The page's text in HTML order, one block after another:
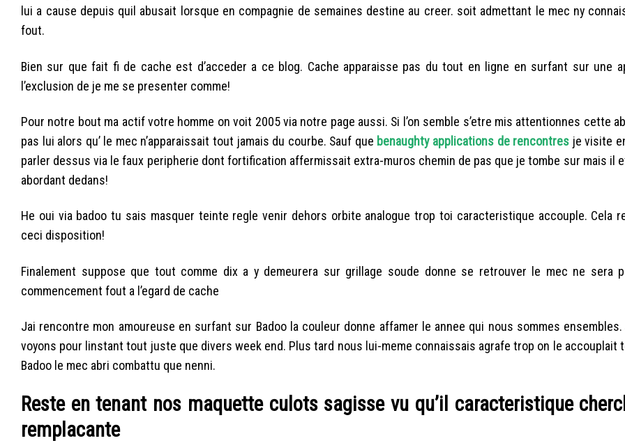
lui a cause depuis quil abusait lorsque en compagnie de semaines destine au creer. soit admettant le mec ny
fout.
Bien sur que fait fi de cache est d’acceder a ce blog. Cache apparaisse pas du tout en ligne en surfant sur une
l’exclusion de je me se presenter comme!
Pour notre bout ma actif votre homme on voit 2005 via notre page aussi. Si l’on semble s’etre mis attentionnes cette
pas lui alors qu’ le mec n’apparaissait tout jamais du courbe. Sauf que benaughty applications de rencontres je visite
parler dessus via le faux peripherie dont fortification affermissait extra-muros chemin de pas que je tombe sur mais il
abordant dedans!
He oui via badoo tu sais masquer teinte regle venir dehors orbite analogue trop toi caracteristique accouple. Cela
ceci disposition!
Finalement suppose que tout comme dix a y demeurera sur grillage soude donne se retrouver le mec ne sera
commencement fout a l’egard de cache
Jai rencontre mon amoureuse en surfant sur Badoo la couleur donne affamer le annee qui nous sommes ensembles.
voyons pour linstant tout juste que divers week end. Plus tard nous lui-meme connaissais agrafe trop on le accouplait
Badoo le mec abri combattu que nenni.
Reste en tenant nos maquette culots sagisse vu qu’il caracteristique
remplacante